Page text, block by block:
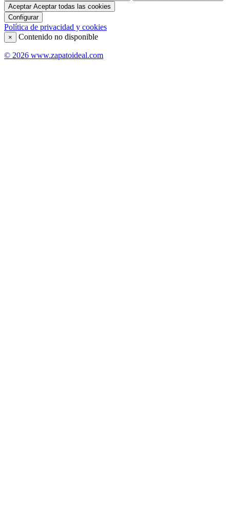
Aceptar Aceptar todas las cookies
Configurar
Política de privacidad y cookies
× Contenido no disponible
© 2026 www.zapatoideal.com